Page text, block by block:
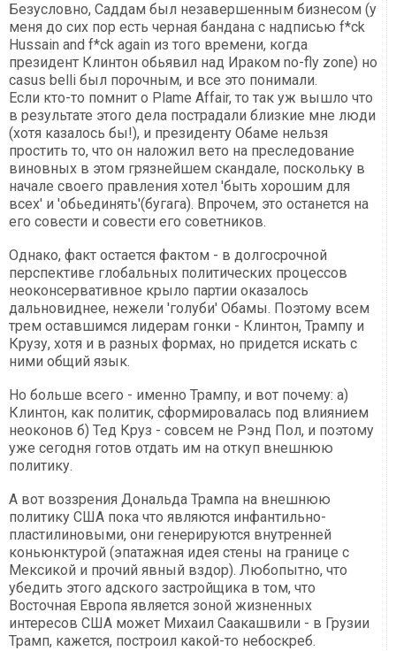
Безусловно, Саддам был незавершенным бизнесом (у
меня до сих пор есть черная бандана с надписью f*ck
Hussain and f*ck again из того времени, когда
президент Клинтон обьявил над Ираком no-fly zone) но
casus belli был порочным, и все это понимали.
Если кто-то помнит о Plame Affair, то так уж вышло что
в результате этого дела пострадали близкие мне люди
(хотя казалось бы!), и президенту Обаме нельзя
простить то, что он наложил вето на преследование
виновных в этом грязнейшем скандале, поскольку в
начале своего правления хотел 'быть хорошим для
всех' и 'обьединять'(бугага). Впрочем, это останется на
его совести и совести его советников.
Однако, факт остается фактом - в долгосрочной
перспективе глобальных политических процессов
неоконсервативное крыло партии оказалось
дальновиднее, нежели 'голуби' Обамы. Поэтому всем
трем оставшимся лидерам гонки - Клинтон, Трампу и
Крузу, хотя и в разных формах, но придется искать с
ними общий язык.
Но больше всего - именно Трампу, и вот почему: а)
Клинтон, как политик, сформировалась под влиянием
неоконов б) Тед Круз - совсем не Рэнд Пол, и поэтому
уже сегодня готов отдать им на откуп внешнюю
политику.
А вот воззрения Дональда Трампа на внешнюю
политику США пока что являются инфантильно-
пластилиновыми, они генерируются внутренней
коньюнктурой (эпатажная идея стены на границе с
Мексикой и прочий явный вздор). Любопытно, что
убедить этого адского застройщика в том, что
Восточная Европа является зоной жизненных
интересов США может Михаил Саакашвили - в Грузии
Трамп, кажется, построил какой-то небоскреб.